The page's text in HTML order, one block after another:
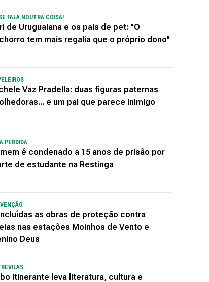
FALA NOUTRA COISA!
de Uruguaiana e os pais de pet: "O
tem mais regalia que o próprio dono"
Vaz Pradella: duas figuras paternas
e um pai que parece inimigo
PERDIDA
é condenado a 15 anos de prisão por
de estudante na Restinga
as obras de proteção contra
nas estações Moinhos de Vento e
Deus
Itinerante leva literatura, cultura e